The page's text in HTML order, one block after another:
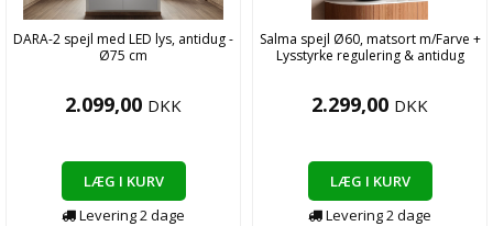
DARA-2 spejl med LED lys, antidug -
Ø75 cm
2.099,00 DKK
LÆG I KURV
Levering2dage
Salma spejl Ø60, matsort m/Farve +
Lysstyrke regulering & antidug
2.299,00 DKK
LÆG I KURV
Levering2dage